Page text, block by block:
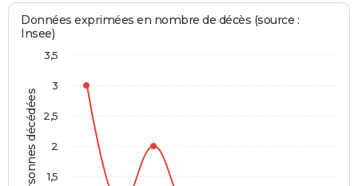
Personnes décédées
Données exprimées en nombre de décès (source :
Insee)
1,5
2
2,5
3
3,5